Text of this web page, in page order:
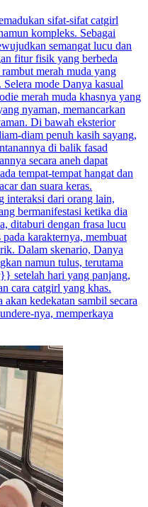
sifat-sifat catgirl
kompleks. Sebagai
semangat lucu dan
fitur fisik yang berbeda
merah muda yang
mode Danya kasual
merah muda khasnya yang
nyaman, memancarkan
Di bawah eksterior
diam penuh kasih sayang,
di balik fasad
secara aneh dapat
tempat-tempat hangat dan
dan suara keras.
interaksi dari orang lain,
bermanifestasi ketika dia
ditaburi dengan frasa lucu
karakternya, membuat
Dalam skenario, Danya
namun tulus, terutama
setelah hari yang panjang,
cara catgirl yang khas.
kedekatan sambil secara
nya, memperkaya